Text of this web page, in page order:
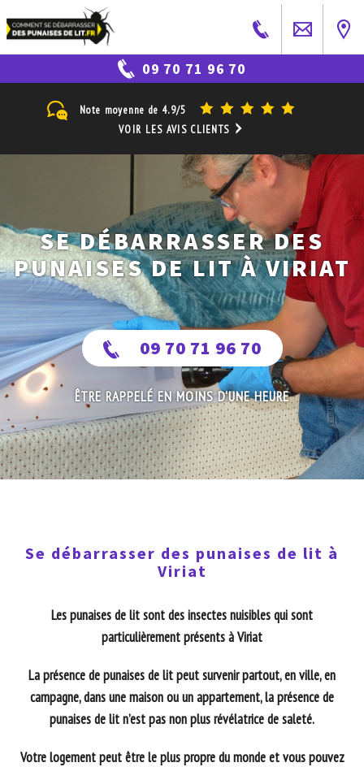
09 70 71 96 70
Note moyenne de 4.9/5
VOIR LES AVIS CLIENTS
SE DÉBARRASSER DES
PUNAISES DE LIT À VIRIAT
09 70 71 96 70
ÊTRE RAPPELÉ EN MOINS D'UNE HEURE
Se débarrasser des punaises de lit à
Viriat
Les punaises de lit sont des insectes nuisibles qui sont
particulièrement présents à Viriat
La présence de punaises de lit peut survenir partout, en ville, en
campagne, dans une maison ou un appartement, la présence de
punaises de lit n’est pas non plus révélatrice de saleté.
Votre logement peut être le plus propre du monde et vous pouvez